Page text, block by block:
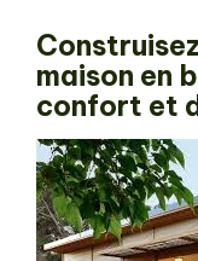
maison en
confort et